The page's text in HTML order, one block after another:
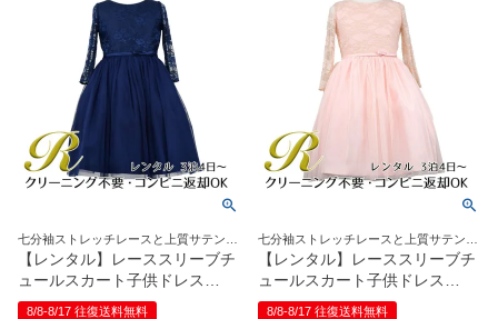
七分袖ストレッチレースと上質サテンが
上品！
【レンタル】レーススリーブチ
ュールスカート子供ドレス
(SK599)ネイビー
8/8-8/17 往復送料無料
七分袖ストレッチレースと上質サテンが
上品！
【レンタル】レーススリーブチ
ュールスカート子供ドレス
(SK599)ピンク
8/8-8/17 往復送料無料